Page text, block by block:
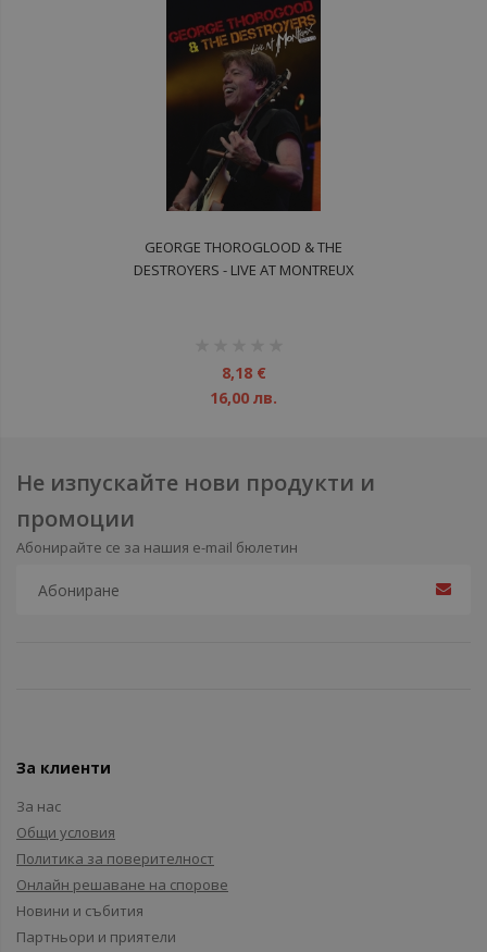
GEORGE THOROGLOOD & THE
DESTROYERS - LIVE AT MONTREUX
8,18 €
16,00 лв.
Не изпускайте нови продукти и
промоции
Абонирайте се за нашия e-mail бюлетин
За клиенти
За нас
Общи условия
Политика за поверителност
Онлайн решаване на спорове
Новини и събития
Партньори и приятели